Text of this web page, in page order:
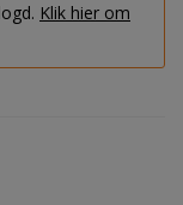
Klik hier om